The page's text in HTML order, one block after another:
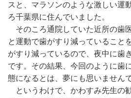
スと、マラソンのような激しい運
ろ千葉県に住んでいました。
そのころ通院していた近所の歯
と運動で歯がすり減っていること
がすり減っているので、夜中に歯
です。その結果、今回のように歯
態になるとは、夢にも思いません
というわけで、かわすみ先生の